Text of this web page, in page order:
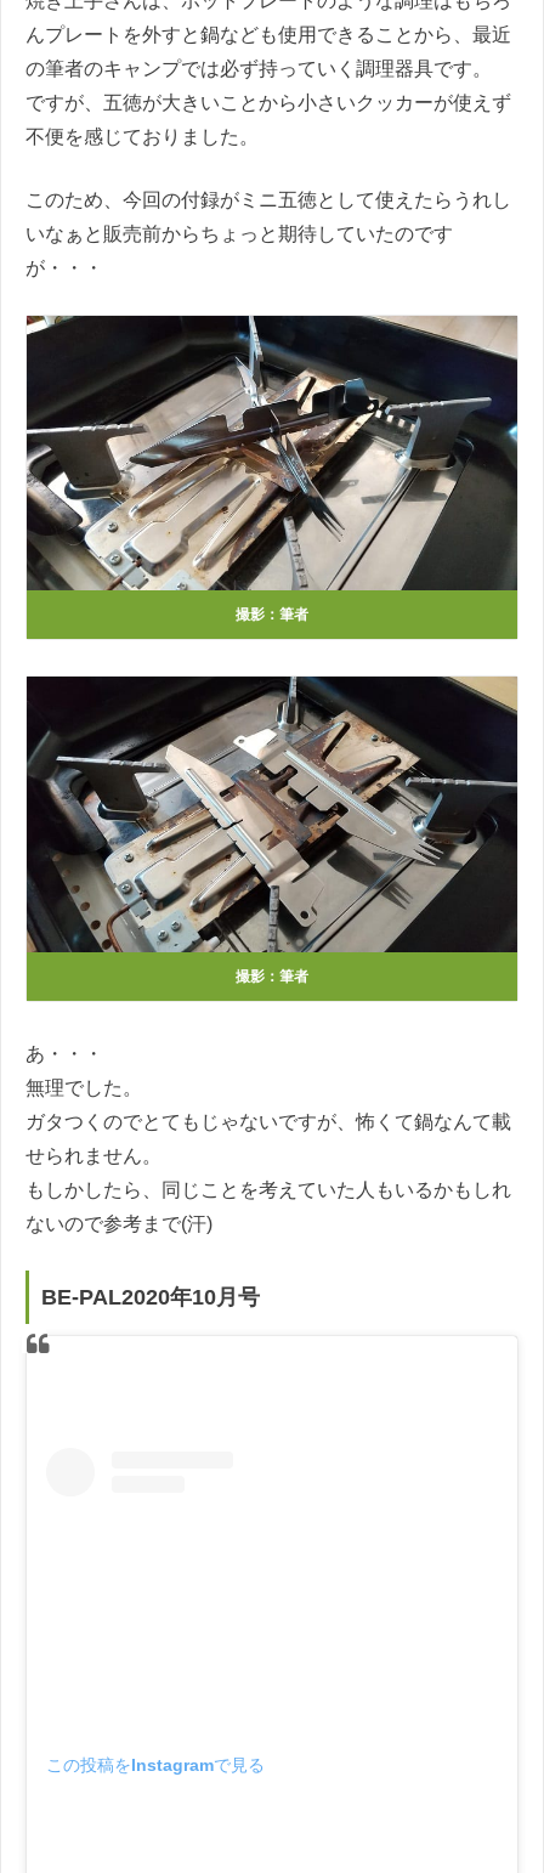
んプレートを外すと鍋なども使用できることから、最近
の筆者のキャンプでは必ず持っていく調理器具です。
ですが、五徳が大きいことから小さいクッカーが使えず
不便を感じておりました。
このため、今回の付録がミニ五徳として使えたらうれし
いなぁと販売前からちょっと期待していたのです
が・・・
撮影：筆者
撮影：筆者
あ・・・
無理でした。
ガタつくのでとてもじゃないですが、怖くて鍋なんて載
せられません。
もしかしたら、同じことを考えていた人もいるかもしれ
ないので参考まで(汗)
BE-PAL2020年10月号
この投稿をInstagramで見る